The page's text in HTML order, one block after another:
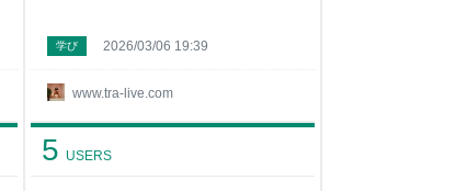
www.tra-live.com
学び 2026/03/06 19:39
5 USERS